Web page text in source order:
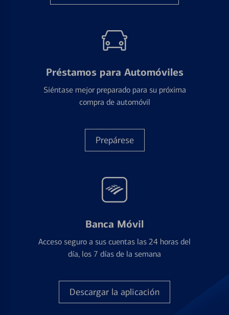
Préstamos para Automóviles
Siéntase mejor preparado para su próxima
compra de automóvil
Prepárese
Banca Móvil
Acceso seguro a sus cuentas las 24 horas del
día, los 7 días de la semana
Descargar la aplicación